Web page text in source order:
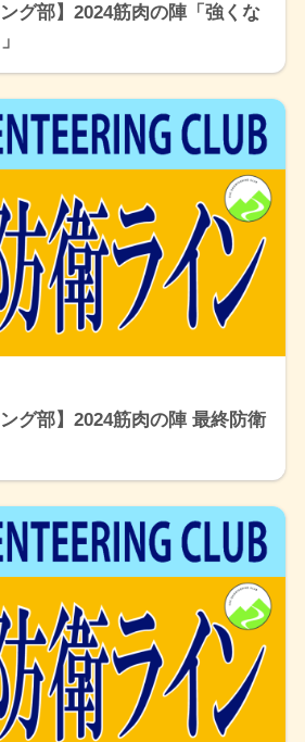
グ部】2024筋肉の陣「強くな
グ部】2024筋肉の陣 最終防衛